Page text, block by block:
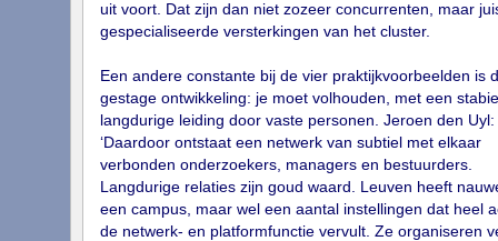
uit voort. Dat zijn dan niet zozeer concurrenten, maar
gespecialiseerde versterkingen van het cluster.
Een andere constante bij de vier praktijkvoorbeelden is
gestage ontwikkeling: je moet volhouden, met een
langdurige leiding door vaste personen. Jeroen den Uyl:
‘Daardoor ontstaat een netwerk van subtiel met elkaar
verbonden onderzoekers, managers en bestuurders.
Langdurige relaties zijn goud waard. Leuven heeft
een campus, maar wel een aantal instellingen dat heel
de netwerk- en platformfunctie vervult. Ze organiseren